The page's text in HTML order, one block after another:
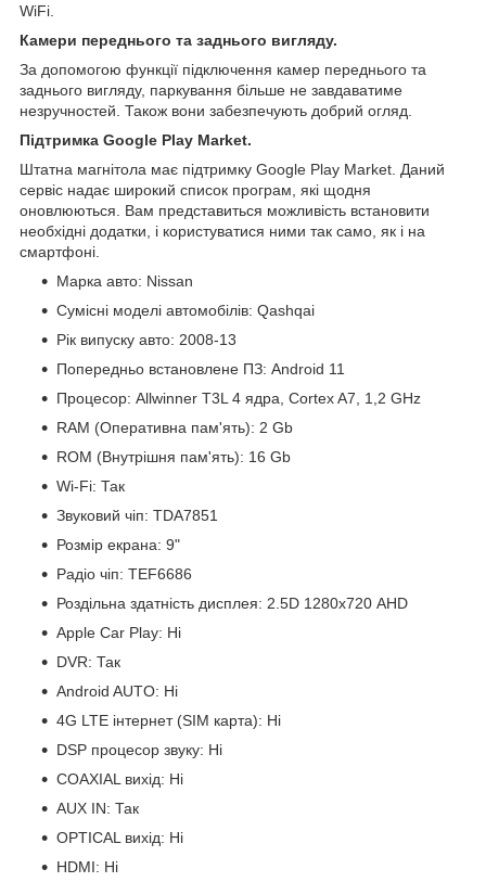
WiFi.
Камери переднього та заднього вигляду.
За допомогою функції підключення камер переднього та
заднього вигляду, паркування більше не завдаватиме
незручностей. Також вони забезпечують добрий огляд.
Підтримка Google Play Market.
Штатна магнітола має підтримку Google Play Market. Даний
сервіс надає широкий список програм, які щодня
оновлюються. Вам представиться можливість встановити
необхідні додатки, і користуватися ними так само, як і на
смартфоні.
Марка авто: Nissan
Сумісні моделі автомобілів: Qashqai
Рік випуску авто: 2008-13
Попередньо встановлене ПЗ: Android 11
Процесор: Allwinner T3L 4 ядра, Cortex A7, 1,2 GHz
RAM (Оперативна пам'ять): 2 Gb
ROM (Внутрішня пам'ять): 16 Gb
Wi-Fi: Так
Звуковий чіп: TDA7851
Розмір екрана: 9"
Радіо чіп: TEF6686
Роздільна здатність дисплея: 2.5D 1280х720 AHD
Apple Car Play: Ні
DVR: Так
Android AUTO: Ні
4G LTE інтернет (SIM карта): Ні
DSP процесор звуку: Ні
COAXIAL вихід: Ні
AUX IN: Так
OPTICAL вихід: Ні
HDMI: Ні